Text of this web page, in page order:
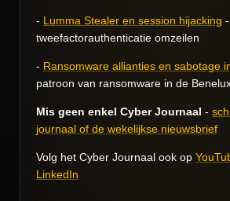
- Lumma Stealer en session hijacking
tweefactorauthenticatie omzeilen
- Ransomware allianties en sabotage
patroon van ransomware in de
Mis geen enkel Cyber Journaal -
journaal of de wekelijkse nieuwsbrief
Volg het Cyber Journaal ook op
LinkedIn